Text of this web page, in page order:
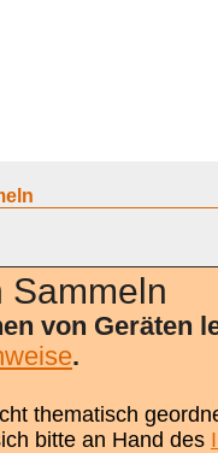
Sammeln
von Geräten
.
thematisch
bitte an Hand des